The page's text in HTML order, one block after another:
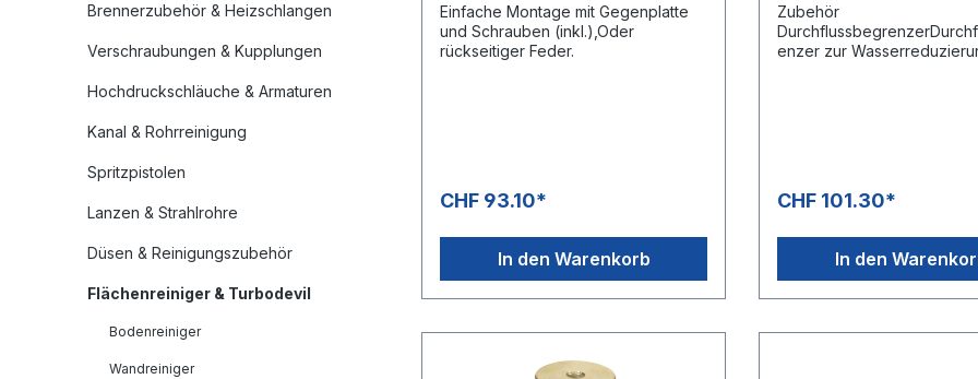
Brennerzubehör & Heizschlangen
Verschraubungen & Kupplungen
Hochdruckschläuche & Armaturen
Kanal & Rohrreinigung
Spritzpistolen
Lanzen & Strahlrohre
Düsen & Reinigungszubehör
Flächenreiniger & Turbodevil
Bodenreiniger
Wandreiniger
Einfache Montage mit Gegenplatte
und Schrauben (inkl.),Oder
rückseitiger Feder.
CHF 93.10*
In den Warenkorb
Zubehör
enzer zur
CHF 101.30*
In den